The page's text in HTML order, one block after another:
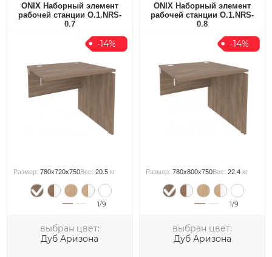
ONIX Наборный элемент
рабочей станции O.1.NRS-
0.7
-14%
Размер:780x720x750Вес:20.5 кг
1/9
выбран цвет:
Дуб Аризона
ONIX Наборный элемент
рабочей станции O.1.NRS-
0.8
-14%
Размер:780x800x750Вес:22.4 кг
1/9
выбран цвет:
Дуб Аризона